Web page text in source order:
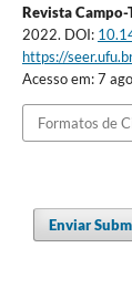
Revista
2022. DOI:
https://
Acesso em: 7
Formatos de
Enviar